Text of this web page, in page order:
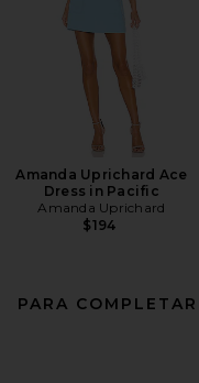
Amanda Uprichard Ace
Dress in Pacific
Amanda Uprichard
$194
PARA